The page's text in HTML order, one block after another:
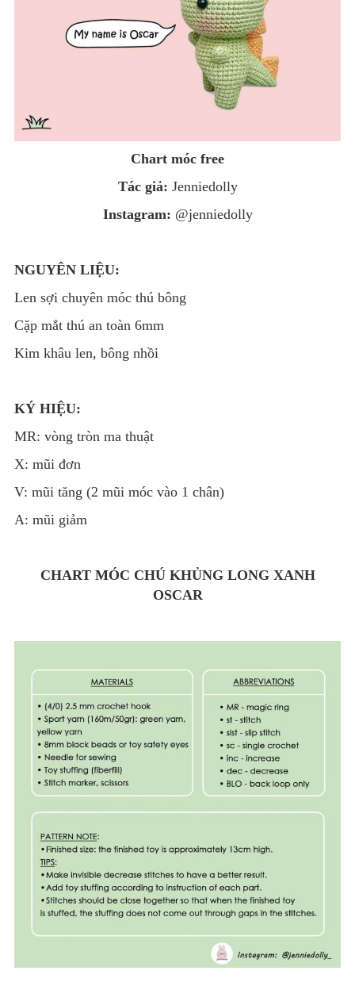
Chart móc free
Tác giả: Jenniedolly
Instagram: @jenniedolly
NGUYÊN LIỆU:
Len sợi chuyên móc thú bông
Cặp mắt thú an toàn 6mm
Kim khâu len, bông nhồi
KÝ HIỆU:
MR: vòng tròn ma thuật
X: mũi đơn
V: mũi tăng (2 mũi móc vào 1 chân)
A: mũi giảm
CHART MÓC CHÚ KHỦNG LONG XANH
OSCAR